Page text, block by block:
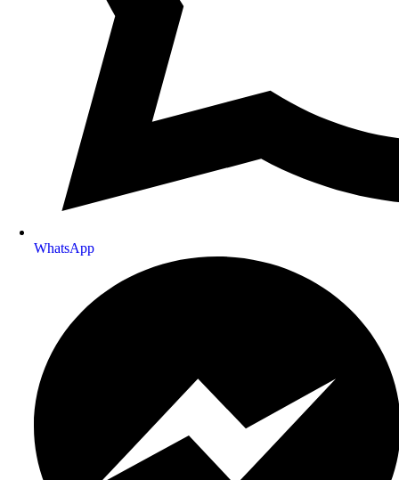
WhatsApp